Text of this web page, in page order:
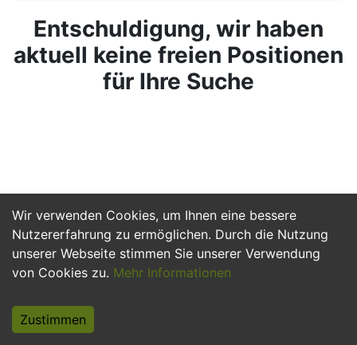
Wir verwenden Cookies, um Ihnen eine bessere
Nutzererfahrung zu ermöglichen. Durch die Nutzung
unserer Webseite stimmen Sie unserer Verwendung
von Cookies zu. Mehr Informationen
Zustimmen
Entschuldigung, wir haben
aktuell keine freien Positionen
für Ihre Suche